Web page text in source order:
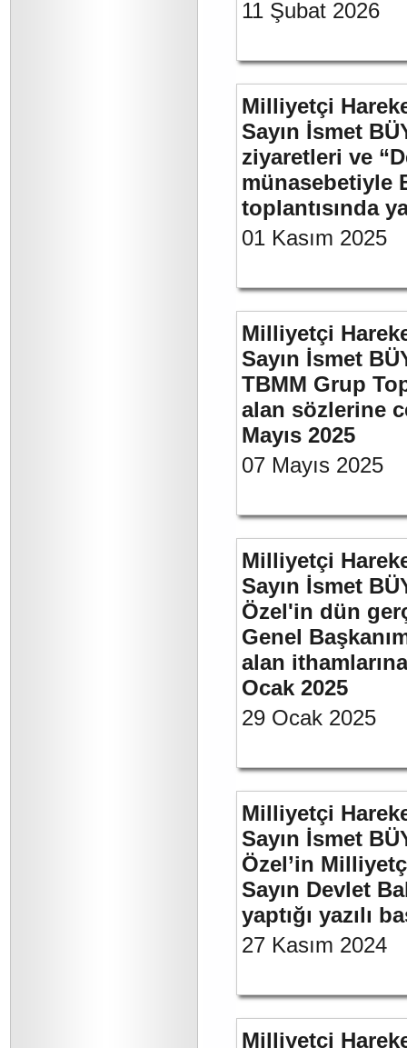
11 Şubat 2026
Milliyetçi
Sayın İsmet
ziyaretleri ve
münasebetiyle
toplantısında
01 Kasım 2025
Milliyetçi
Sayın İsmet
TBMM Grup
alan sözlerine
Mayıs 2025
07 Mayıs 2025
Milliyetçi
Sayın İsmet
Özel'in dün
Genel
alan ithamlarına
Ocak 2025
29 Ocak 2025
Milliyetçi
Sayın İsmet
Özel’in
Sayın Devlet
yaptığı yazılı
27 Kasım 2024
Milliyetçi